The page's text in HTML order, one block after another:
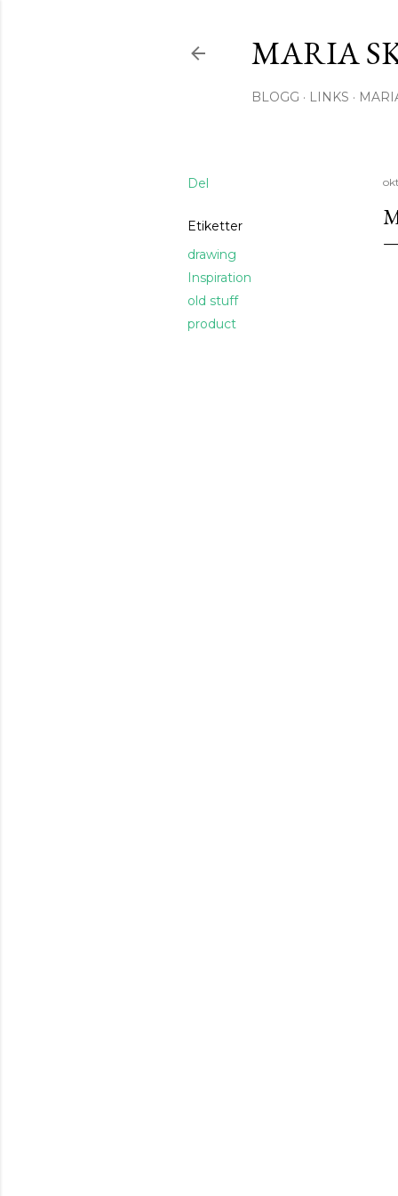
MARIA
BLOGG LINKS
Del
Etiketter
drawing
Inspiration
old stuff
product